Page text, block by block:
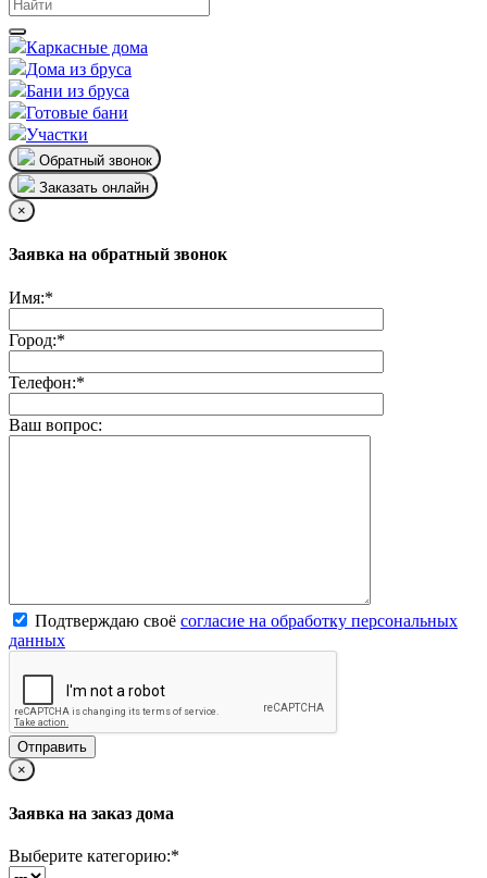
Каркасные дома
Дома из бруса
Бани из бруса
Готовые бани
Участки
Обратный звонок
Заказать онлайн
×
Заявка на обратный звонок
Имя:*
Город:*
Телефон:*
Ваш вопрос:
Подтверждаю своё согласие на обработку персональных
данных
×
Заявка на заказ дома
Выберите категорию:*